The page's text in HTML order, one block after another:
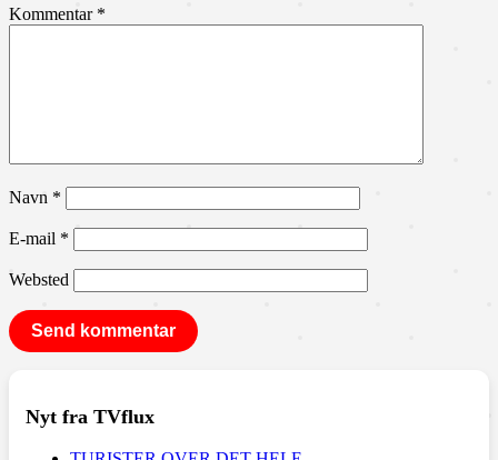
Kommentar *
Navn *
E-mail *
Websted
Nyt fra TVflux